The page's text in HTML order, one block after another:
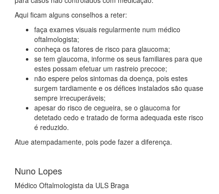
Aqui ficam alguns conselhos a reter:
faça exames visuais regularmente num médico
oftalmologista;
conheça os fatores de risco para glaucoma;
se tem glaucoma, informe os seus familiares para que
estes possam efetuar um rastreio precoce;
não espere pelos sintomas da doença, pois estes
surgem tardiamente e os défices instalados são quase
sempre irrecuperáveis;
apesar do risco de cegueira, se o glaucoma for
detetado cedo e tratado de forma adequada este risco
é reduzido.
Atue atempadamente, pois pode fazer a diferença.
Nuno Lopes
Médico Oftalmologista da ULS Braga